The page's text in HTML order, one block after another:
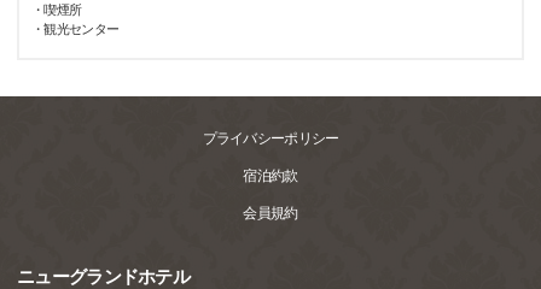
・喫煙所
・観光センター
プライバシーポリシー
宿泊約款
会員規約
ニューグランドホテル